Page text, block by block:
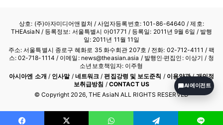
상호: (주)아자미디어앤컬처 /사업자등록번호: 101-86-64640 / 제호:
THEAsiaN / 등록정보: 서울특별시 아01771 / 등록일: 2011년 9월 6일 / 발행
일: 2011년 11월 11일
주소: 서울특별시 종로구 혜화로 35 화수회관 207호 / 전화: 02-712-4111 / 팩
스: 02-718-1114 / 이메일: news@theasian.asia / 발행인·편집인: 이상기 / 청
소년보호책임자: 이주형
아시아엔 소개 / 인사말/ 네트워크 /편집강령 및 보도준칙 / 이용약관/개인정
보취급방침 / CONTACT US
© Copyright 2026, THE AsiaN ALL RIGHTS RESERVED
AI 에이전트